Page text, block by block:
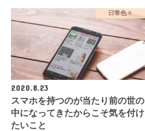
日常色々
2020.8.23
スマホを持つのが当たり前の世の
中になってきたからこそ気を付け
たいこと